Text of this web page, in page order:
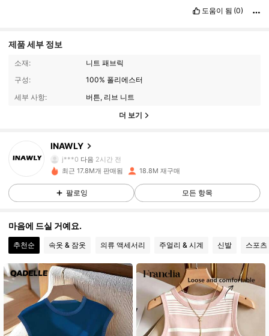
도움이 됨 (0)
제품 세부 정보
소재:
니트 패브릭
구성:
100% 폴리에스터
세부 사항:
버튼, 리브 니트
더 보기
INAWLY
j***0 다음 2시간 전
4.87 1.1M 팔로워
최근 17.8M개 판매됨 18.8M 재구매
팔로잉 모든 항목
마음에 드실 거예요.
추천순 속옷 & 잠옷 의류 액세서리 주얼리 & 시계 신발 스포